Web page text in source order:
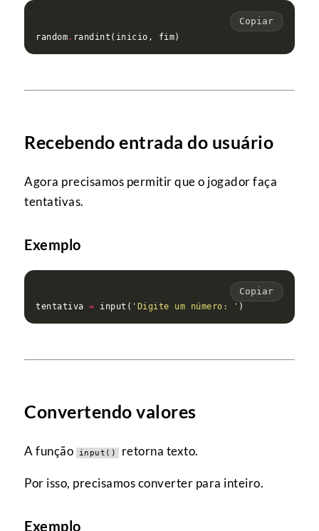
Copiar
random.
Recebendo entrada do usuário
Agora precisamos permitir que o jogador faça
tentativas.
Exemplo
Copiar
tentativa = input( 'Digite um número: '
Convertendo valores
A função input() retorna texto.
Por isso, precisamos converter para inteiro.
Exemplo